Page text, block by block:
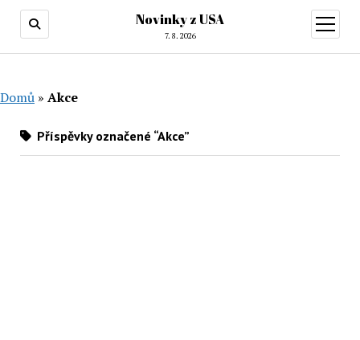
Novinky z USA
7. 8. 2026
otevřít
menu
Domů » Akce
Příspěvky označené “Akce”